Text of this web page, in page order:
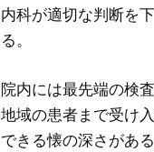
内科が適切な判断を
る。
院内には最先端の検
地域の患者まで受け
できる懐の深さがあ